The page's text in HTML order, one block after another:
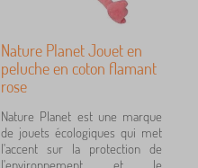
Nature Planet Jouet en
peluche en coton flamant
rose
Nature Planet est une marque
de jouets écologiques qui met
l'accent sur la protection de